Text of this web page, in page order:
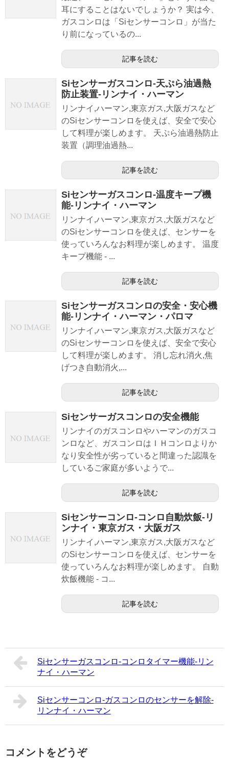
耳にすることはないでしょうか？ 実は今、
ガスコンロは「Siセンサーコンロ」が当た
り前になっているの...
記事を読む
Siセンサーガスコンロ-天ぷら油過熱
防止装置-リンナイ・ハーマン
リンナイ,ハーマン,東京ガス,大阪ガスなど
のSiセンサーコンロを使えば、安全で安心
して料理が楽しめます。 天ぷら油過熱防止
装置（調理油過熱...
記事を読む
Siセンサーガスコンロ-温度キープ機
能-リンナイ・ハーマン
リンナイ,ハーマン,東京ガス,大阪ガスなど
のSiセンサーコンロを使えば、センサーを
使っていろんなお料理が楽しめます。 温度
キープ機能 - ...
記事を読む
Siセンサーガスコンロの安全・安心機
能-リンナイ・ハーマン・パロマ
リンナイ,ハーマン,東京ガス,大阪ガスなど
のSiセンサーコンロを使えば、安全で安心
して料理が楽しめます。 消し忘れ消火,焦
げつき自動消火,...
記事を読む
Siセンサーガスコンロの安全機能
リンナイのガスコンロやハーマンのガスコ
ンロなど、ガスコンロはＩＨコンロよりか
なり安全性が劣っていると間違った認識を
しているご家庭が多いようで...
記事を読む
Siセンサーコンロ-コンロ自動炊飯-リ
ンナイ・東京ガス・大阪ガス
リンナイ,ハーマン,東京ガス,大阪ガスなど
のSiセンサーコンロを使えば、センサーを
使っていろんなお料理が楽しめます。 自動
炊飯機能 - コ...
記事を読む
Siセンサーガスコンロ-コンロタイマー機能-リン
ナイ・ハーマン
Siセンサーコンロ-ガスコンロのセンサーを解除-
リンナイ・ハーマン
コメントをどうぞ